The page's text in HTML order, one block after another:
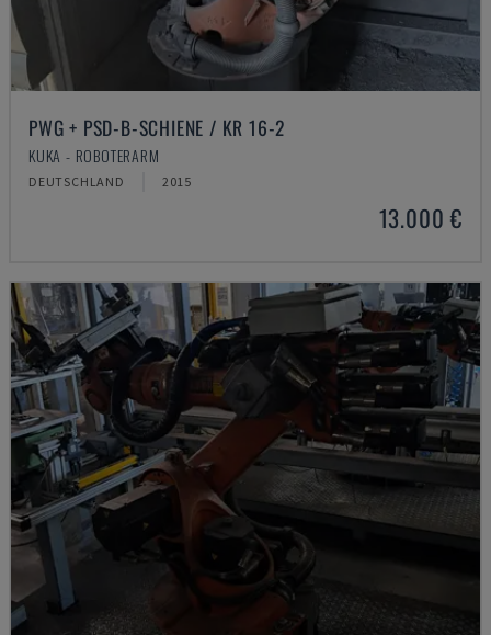
PWG + PSD-B-SCHIENE / KR 16-2
KUKA - ROBOTERARM
DEUTSCHLAND 2015
13.000 €